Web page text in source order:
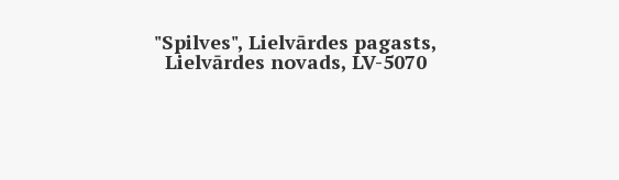
"Spilves", Lielvārdes pagasts,
Lielvārdes novads, LV-5070